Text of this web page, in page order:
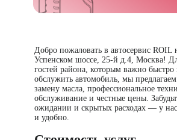
Добро пожаловать в автосервис ROIL
Успенском шоссе, 25-й д.4, Москва!
гостей района, которым важно быстро
обслужить автомобиль, мы предлагаем
замену масла, профессиональное
обслуживание и честные цены.
ожидании и скрытых расходах — у нас
и удобно.